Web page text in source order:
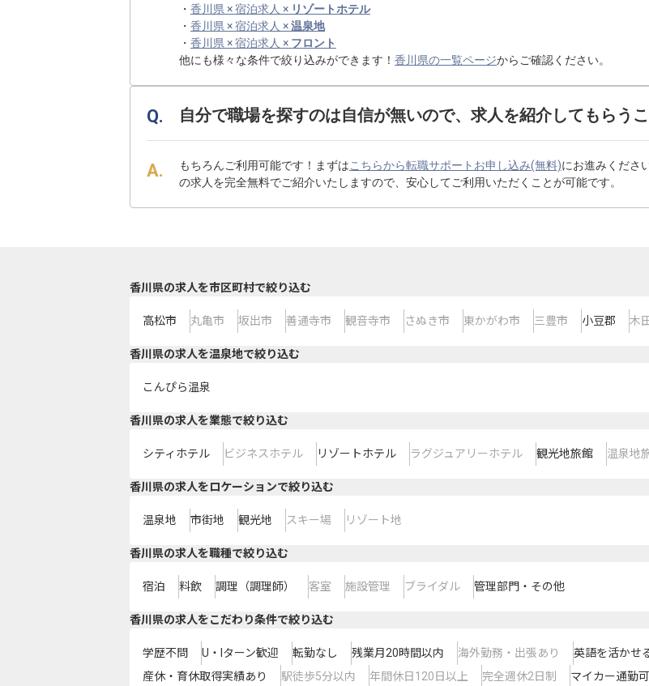
・ 香川県 × 宿泊求人 × リゾートホテル
・ 香川県 × 宿泊求人 ×温泉地
・ 香川県 × 宿泊求人 × フロント
他にも様々な条件で絞り込みができます！ 香川県の一覧ページからご確認ください。
自分で職場を探すのは自信が無いので、求人を紹介してもらう
もちろんご利用可能です！まずはこちらから転職サポートお申し込み(無料)にお進みくださ
の求人を完全無料でご紹介いたしますので、安心してご利用いただくことが可能です。
香川県の求人を市区町村で絞り込む
高松市 丸亀市 坂出市 善通寺市 観音寺市 さぬき市 東かがわ市 三豊市 小豆郡 木
香川県の求人を温泉地で絞り込む
こんぴら温泉
香川県の求人を業態で絞り込む
シティホテル ビジネスホテル リゾートホテル ラグジュアリーホテル 観光地旅館 温泉地
香川県の求人をロケーションで絞り込む
温泉地 市街地 観光地 スキー場 リゾート地
香川県の求人を職種で絞り込む
宿泊 料飲 調理（調理師） 客室 施設管理 ブライダル 管理部門・その他
香川県の求人をこだわり条件で絞り込む
学歴不問 U・Iターン歓迎 転勤なし 残業月20時間以内 海外勤務・出張あり 英語を活かせ
産休・育休取得実績あり
駅徒歩5分以内 年間休日120日以上 完全週休2日制 マイカー通勤可